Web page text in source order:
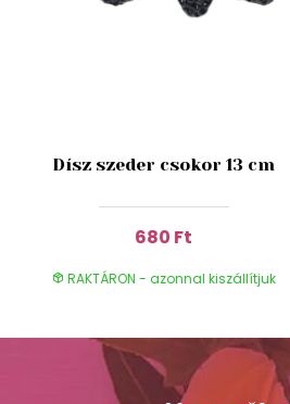
Dísz szeder csokor 13 cm
680 Ft
RAKTÁRON - azonnal kiszállítjuk